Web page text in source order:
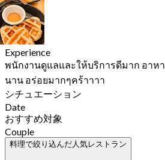
Experience
พนักงานดูแลและให้บริการดีมาก อาห
นาน อร่อยมากๆคร้าาาา
シチュエーション
Date
おすすめ対象
Couple
料理で絞り込んだ人気レストラン